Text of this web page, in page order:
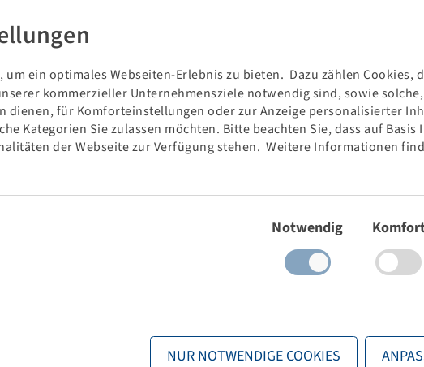
um ein optimales Webseiten-Erlebnis zu bieten. Dazu zählen Cookies,
kommerzieller Unternehmensziele notwendig sind, sowie
dienen, für Komforteinstellungen oder zur Anzeige personalisierter
Kategorien Sie zulassen möchten. Bitte beachten Sie, dass auf
der Webseite zur Verfügung stehen. Weitere Informationen
Notwendig
NUR NOTWENDIGE COOKIES
robust tyre shoulder.